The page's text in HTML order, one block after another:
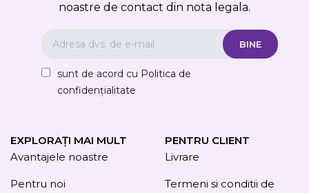
noastre de contact din nota legala.
sunt de acord cu Politica de
confidențialitate
EXPLORAȚI MAI MULT
Avantajele noastre
Pentru noi
PENTRU CLIENT
Livrare
Termeni si conditii de